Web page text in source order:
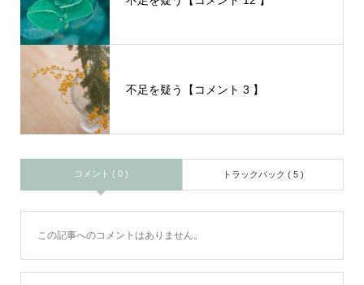
不足を疑う【コメント 3 】
コメント ( 0 ) トラックバック ( 5 )
この記事へのコメントはありません。